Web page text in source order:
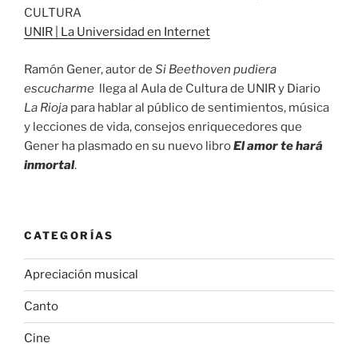
CULTURA
UNIR | La Universidad en Internet
Ramón Gener, autor de Si Beethoven pudiera
escucharme llega al Aula de Cultura de UNIR y Diario
La Rioja para hablar al público de sentimientos, música
y lecciones de vida, consejos enriquecedores que
Gener ha plasmado en su nuevo libroEl amor te hará
inmortal.
CATEGORÍAS
Apreciación musical
Canto
Cine